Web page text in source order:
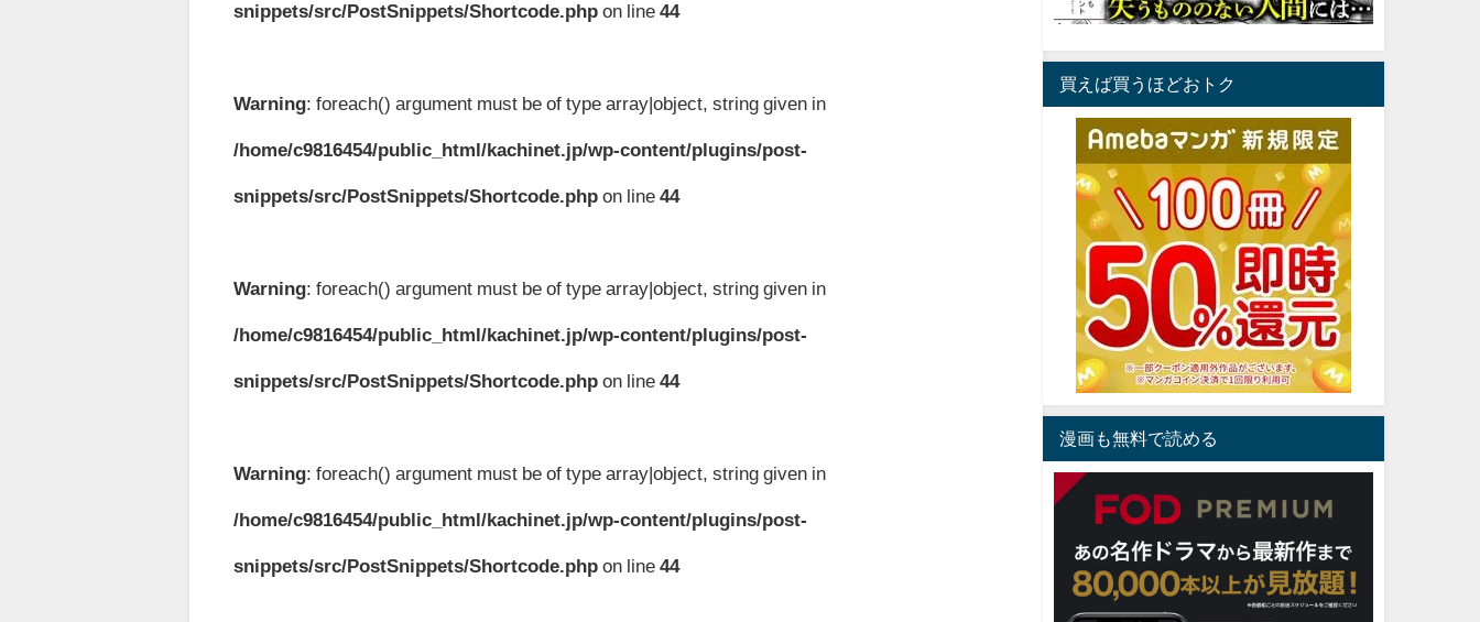
snippets/src/PostSnippets/Shortcode.php on line44
Warning: foreach() argument must be of type array|object, string given in
/home/c9816454/public_html/kachinet.jp/wp-content/plugins/post-
snippets/src/PostSnippets/Shortcode.php on line44
Warning: foreach() argument must be of type array|object, string given in
/home/c9816454/public_html/kachinet.jp/wp-content/plugins/post-
snippets/src/PostSnippets/Shortcode.php on line44
Warning: foreach() argument must be of type array|object, string given in
/home/c9816454/public_html/kachinet.jp/wp-content/plugins/post-
snippets/src/PostSnippets/Shortcode.php on line44
買えば買うほどおトク
漫画も無料で読める